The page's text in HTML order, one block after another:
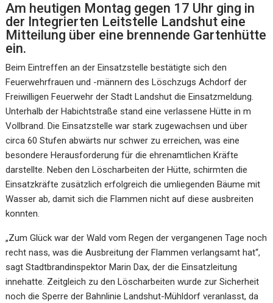
Am heutigen Montag gegen 17 Uhr ging in
der Integrierten Leitstelle Landshut eine
Mitteilung über eine brennende Gartenhütte
ein.
Beim Eintreffen an der Einsatzstelle bestätigte sich den
Feuerwehrfrauen und -männern des Löschzugs Achdorf der
Freiwilligen Feuerwehr der Stadt Landshut die Einsatzmeldung.
Unterhalb der Habichtstraße stand eine verlassene Hütte in m
Vollbrand. Die Einsatzstelle war stark zugewachsen und über
circa 60 Stufen abwärts nur schwer zu erreichen, was eine
besondere Herausforderung für die ehrenamtlichen Kräfte
darstellte. Neben den Löscharbeiten der Hütte, schirmten die
Einsatzkräfte zusätzlich erfolgreich die umliegenden Bäume mit
Wasser ab, damit sich die Flammen nicht auf diese ausbreiten
konnten.
„Zum Glück war der Wald vom Regen der vergangenen Tage noch
recht nass, was die Ausbreitung der Flammen verlangsamt hat“,
sagt Stadtbrandinspektor Marin Dax, der die Einsatzleitung
innehatte. Zeitgleich zu den Löscharbeiten wurde zur Sicherheit
noch die Sperre der Bahnlinie Landshut-Mühldorf veranlasst, da